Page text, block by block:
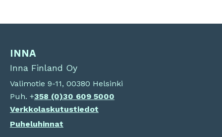
INNA
Inna Finland Oy
Valimotie 9-11, 00380 Helsinki
Puh. +358 (0)30 609 5000
Verkkolaskutustiedot
Puheluhinnat